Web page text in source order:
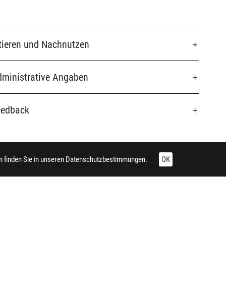
und Nachnutzen
Angaben
finden Sie in unseren Datenschutzbestimmungen. OK